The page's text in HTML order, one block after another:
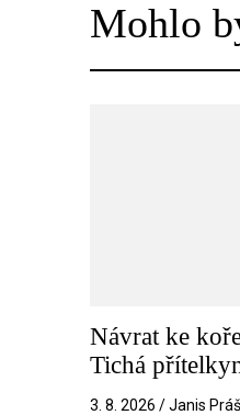
Mohlo
Návrat ke
Tichá
3. 8. 2026 / Janis